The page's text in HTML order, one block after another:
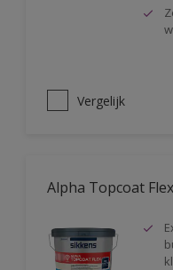
Vergelijk
Alpha Topcoat Flex